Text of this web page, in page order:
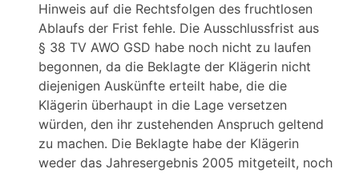
Hinweis auf die Rechtsfolgen des fruchtlosen
Ablaufs der Frist fehle. Die Ausschlussfrist aus
§ 38 TV AWO GSD habe noch nicht zu laufen
begonnen, da die Beklagte der Klägerin nicht
diejenigen Auskünfte erteilt habe, die die
Klägerin überhaupt in die Lage versetzen
würden, den ihr zustehenden Anspruch geltend
zu machen. Die Beklagte habe der Klägerin
weder das Jahresergebnis 2005 mitgeteilt, noch